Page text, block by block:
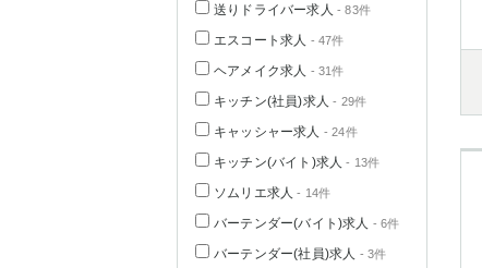
送りドライバー求人 - 83件
エスコート求人 - 47件
ヘアメイク求人 - 31件
キッチン(社員)求人 - 29件
キャッシャー求人 - 24件
キッチン(バイト)求人 - 13件
ソムリエ求人 - 14件
バーテンダー(バイト)求人 - 6件
バーテンダー(社員)求人 - 3件